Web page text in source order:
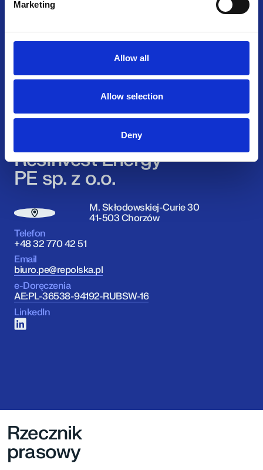
Marketing
Allow all
Allow selection
Deny
ResInvest Energy
PE sp. z o.o.
M. Skłodowskiej-Curie 30
41-503 Chorzów
Telefon
+48 32 770 42 51
Email
biuro.pe@repolska.pl
e-Doręczenia
AE:PL-36538-94192-RUBSW-16
LinkedIn
Rzecznik
prasowy